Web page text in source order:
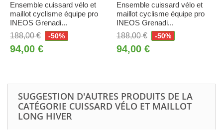
Ensemble cuissard vélo et
maillot cyclisme équipe pro
INEOS Grenadi...
188,00 €
-50%
94,00 €
Ensemble cuissard vélo et
maillot cyclisme équipe pro
INEOS Grenadi...
188,00 €
-50%
94,00 €
SUGGESTION D'AUTRES PRODUITS DE LA
CATÉGORIE CUISSARD VÉLO ET MAILLOT
LONG HIVER